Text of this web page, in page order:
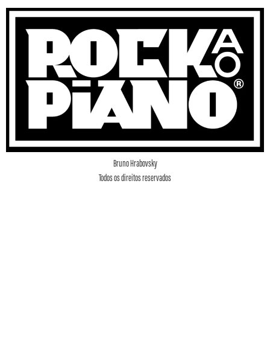
Bruno Hrabovsky
Todos os direitos reservados